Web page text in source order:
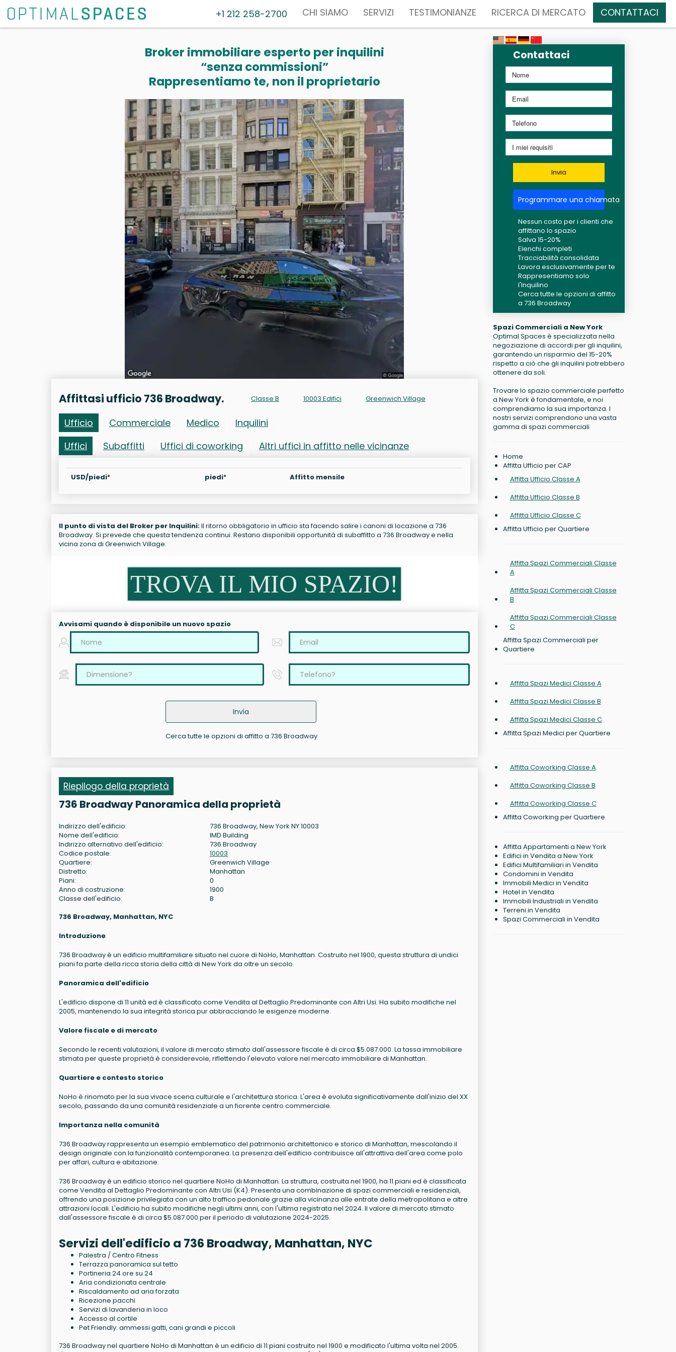
+1 212 258-2700 CHI SIAMO SERVIZI TESTIMONIANZE RICERCA DI MERCATO CONTATTACI
Broker immobiliare esperto per inquilini
“senza commissioni”
Rappresentiamo te, non il proprietario
Affittasi ufficio 736 Broadway. Classe B 10003 Edifici Greenwich Village
Ufficio Commerciale Medico
Inquilini
Uffici
Subaffitti Uffici di coworking Altri uffici in affitto nelle vicinanze
USD/piedi² piedi² Affitto mensile
Il punto di vista del Broker per Inquilini:Il ritorno obbligatorio in ufficio sta facendo salire i canoni di locazione a 736
Broadway. Si prevede che questa tendenza continui. Restano disponibili opportunità di subaffitto a 736 Broadway e nella
vicina zona di Greenwich Village.
TROVA IL MIO SPAZIO!
Avvisami quando è disponibile un nuovo spazio
Invia
Cerca tutte le opzioni di affitto a 736 Broadway
Riepilogo della proprietà
736 Broadway Panoramica della proprietà
Indirizzo dell'edificio:
736 Broadway, New York NY 10003
Nome dell'edificio:
IMD Building
Indirizzo alternativo dell'edificio:
736 Broadway
Codice postale:
10003
Quartiere:
Greenwich Village
Distretto:
Manhattan
Piani:
0
Anno di costruzione:
1900
Classe dell'edificio:
B
736 Broadway, Manhattan, NYC
Introduzione
736 Broadway è un edificio multifamiliare situato nel cuore di NoHo, Manhattan. Costruito nel 1900, questa struttura di undici
piani fa parte della ricca storia della città di New York da oltre un secolo.
Panoramica dell'edificio
L'edificio dispone di 11 unità ed è classificato come Vendita al Dettaglio Predominante con Altri Usi. Ha subito modifiche nel
2005, mantenendo la sua integrità storica pur abbracciando le esigenze moderne.
Valore fiscale e di mercato
Secondo le recenti valutazioni, il valore di mercato stimato dall'assessore fiscale è di circa $5.087.000. La tassa immobiliare
stimata per queste proprietà è considerevole, riflettendo l'elevato valore nel mercato immobiliare di Manhattan.
Quartiere e contesto storico
NoHo è rinomato per la sua vivace scena culturale e l'architettura storica. L'area è evoluta significativamente dall'inizio del XX
secolo, passando da una comunità residenziale a un fiorente centro commerciale.
Importanza nella comunità
736 Broadway rappresenta un esempio emblematico del patrimonio architettonico e storico di Manhattan, mescolando il
design originale con la funzionalità contemporanea. La presenza dell'edificio contribuisce all'attrattiva dell'area come polo
per affari, cultura e abitazione.
736 Broadway è un edificio storico nel quartiere NoHo di Manhattan. La struttura, costruita nel 1900, ha 11 piani ed è classificata
come Vendita al Dettaglio Predominante con Altri Usi (K4). Presenta una combinazione di spazi commerciali e residenziali,
offrendo una posizione privilegiata con un alto traffico pedonale grazie alla vicinanza alle entrate della metropolitana e altre
attrazioni locali. L'edificio ha subito modifiche negli ultimi anni, con l'ultima registrata nel 2024. Il valore di mercato stimato
dall'assessore fiscale è di circa $5.087.000 per il periodo di valutazione 2024-2025.
Servizi dell'edificio a 736 Broadway, Manhattan, NYC
Palestra / Centro Fitness
Terrazza panoramica sul tetto
Portineria 24 ore su 24
Aria condizionata centrale
Riscaldamento ad aria forzata
Ricezione pacchi
Servizi di lavanderia in loco
Accesso al cortile
Pet Friendly: ammessi gatti, cani grandi e piccoli
736 Broadway nel quartiere NoHo di Manhattan è un edificio di 11 piani costruito nel 1900 e modificato l'ultima volta nel 2005.
Contattaci
Invia
Programmare una chiamata
Nessun costo per i clienti che
affittano lo spazio
Salva 15-20%
Elenchi completi
Tracciabilità consolidata
Lavora esclusivamente per te
Rappresentiamo solo
l'Inquilino
Cerca tutte le opzioni di affitto
a 736 Broadway
Spazi Commerciali a New York
Optimal Spaces è specializzata nella
negoziazione di accordi per gli inquilini,
garantendo un risparmio del 15-20%
rispetto a ciò che gli inquilini potrebbero
ottenere da soli.
Trovare lo spazio commerciale perfetto
a New York è fondamentale, e noi
comprendiamo la sua importanza. I
nostri servizi comprendono una vasta
gamma di spazi commerciali
Home
Affitta Ufficio per CAP
Affitta Ufficio Classe A
Affitta Ufficio Classe B
Affitta Ufficio Classe C
Affitta Ufficio per Quartiere
Affitta Spazi Commerciali Classe
A
Affitta Spazi Commerciali Classe
B
Affitta Spazi Commerciali Classe
C
Affitta Spazi Commerciali per
Quartiere
Affitta Spazi Medici Classe A
Affitta Spazi Medici Classe B
Affitta Spazi Medici Classe C
Affitta Spazi Medici per Quartiere
Affitta Coworking Classe A
Affitta Coworking Classe B
Affitta Coworking Classe C
Affitta Coworking per Quartiere
Affitta Appartamenti a New York
Edifici in Vendita a New York
Edifici Multifamiliari in Vendita
Condomini in Vendita
Immobili Medici in Vendita
Hotel in Vendita
Immobili Industriali in Vendita
Terreni in Vendita
Spazi Commerciali in Vendita